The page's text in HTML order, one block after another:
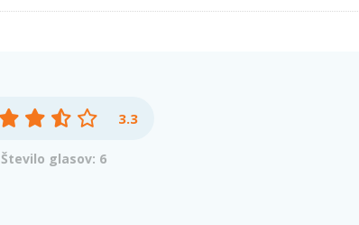
3.3
Število glasov: 6